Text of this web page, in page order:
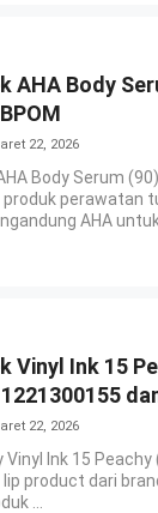
AHA Body
22, 2026
Body Serum
perawatan
AHA
Vinyl Ink 15
22, 2026
Vinyl Ink 15
product dari
...